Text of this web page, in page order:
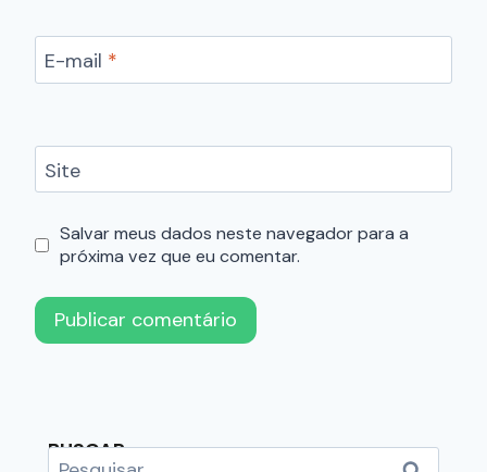
E-mail *
Site
Salvar meus dados neste navegador para a
próxima vez que eu comentar.
BUSCAR